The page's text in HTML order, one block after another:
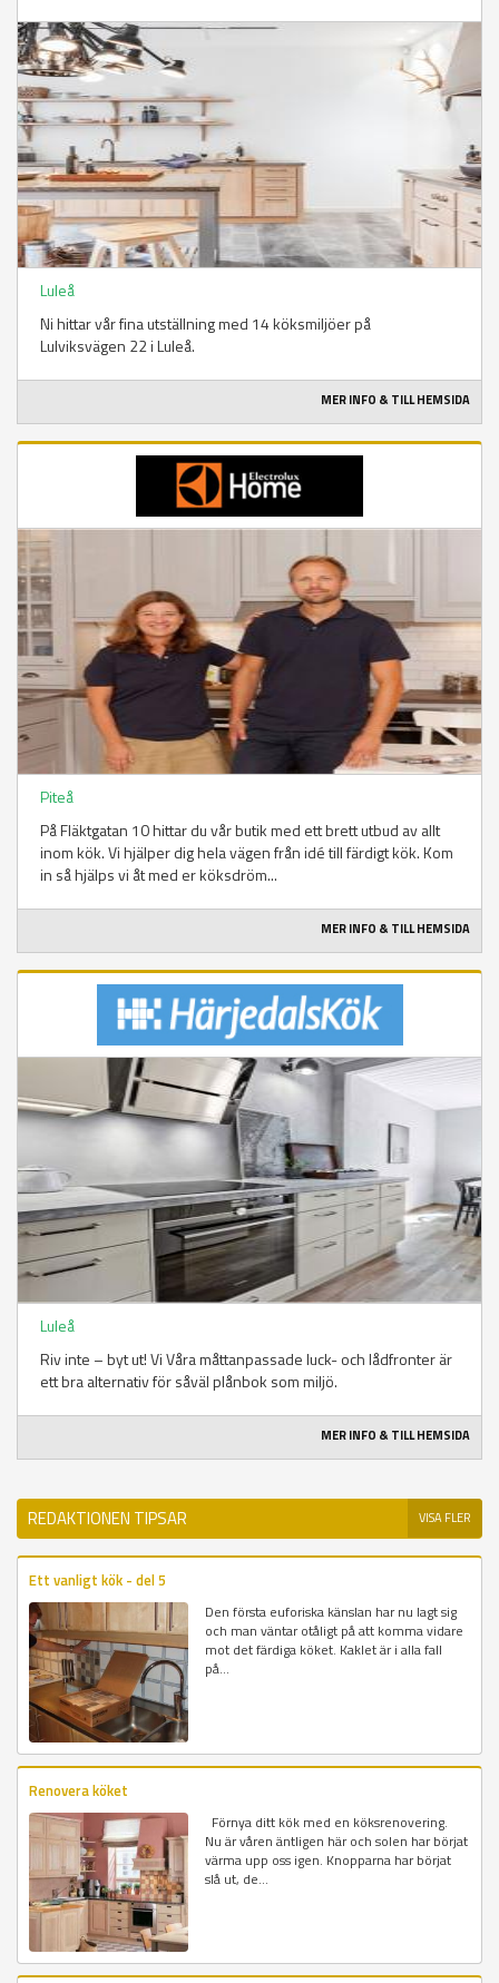
Luleå
Ni hittar vår fina utställning med 14 köksmiljöer på
Lulviksvägen 22 i Luleå.
MER INFO & TILL HEMSIDA
Piteå
På Fläktgatan 10 hittar du vår butik med ett brett utbud av allt
inom kök. Vi hjälper dig hela vägen från idé till färdigt kök. Kom
in så hjälps vi åt med er köksdröm...
MER INFO & TILL HEMSIDA
Luleå
Riv inte – byt ut! Vi Våra måttanpassade luck- och lådfronter är
ett bra alternativ för såväl plånbok som miljö.
MER INFO & TILL HEMSIDA
REDAKTIONEN TIPSAR VISA FLER
Ett vanligt kök - del 5
Den första euforiska känslan har nu lagt sig
och man väntar otåligt på att komma vidare
mot det färdiga köket. Kaklet är i alla fall
på...
Renovera köket
Förnya ditt kök med en köksrenovering.
Nu är våren äntligen här och solen har börjat
värma upp oss igen. Knopparna har börjat
slå ut, de...